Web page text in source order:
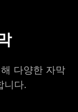
다양한 자막
니다.